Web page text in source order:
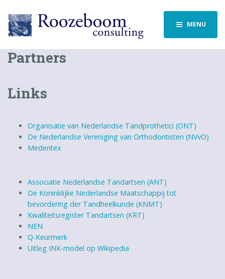
MENU
Partners
Links
Organisatie van Nederlandse Tandprothetici (ONT)
De Nederlandse Vereniging van Orthodontisten (NVvO)
Medentex
Associatie Nederlandse Tandartsen (ANT)
De Koninklijke Nederlandse Maatschappij tot
bevordering der Tandheelkunde (KNMT)
Kwaliteitsregister Tandartsen (KRT)
NEN
Q-Keurmerk
Uitleg INK-model op Wikipedia